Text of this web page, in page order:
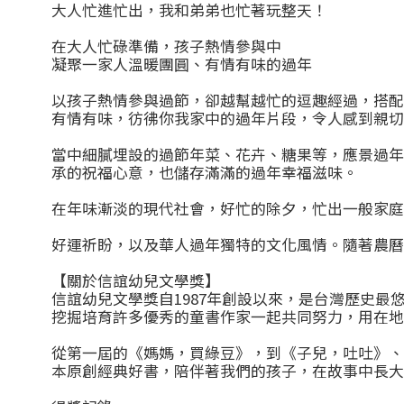
大人忙進忙出，我和弟弟也忙著玩整天！
在大人忙碌準備，孩子熱情參與中
凝聚一家人溫暖團圓、有情有味的過年
以孩子熱情參與過節，卻越幫越忙的逗趣經過，
有情有味，彷彿你我家中的過年片段，令人感到親
當中細膩埋設的過節年菜、花卉、糖果等，應景
承的祝福心意，也儲存滿滿的過年幸福滋味。
在年味漸淡的現代社會，好忙的除夕，忙出一般家
好運祈盼，以及華人過年獨特的文化風情。隨著
【關於信誼幼兒文學獎】
信誼幼兒文學獎自1987年創設以來，是台灣歷史最
挖掘培育許多優秀的童書作家一起共同努力，用在
從第一屆的《媽媽，買綠豆》，到《子兒，吐吐
本原創經典好書，陪伴著我們的孩子，在故事中長